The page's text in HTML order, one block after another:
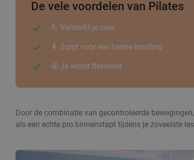
De vele voordelen van Pilates
💪 Versterkt je core
🧍 Zorgt voor een betere houding
🤩 Je wordt flexibeler
Door de combinatie van gecontroleerde
als een echte pro binnenstapt tijdens je zoveelste